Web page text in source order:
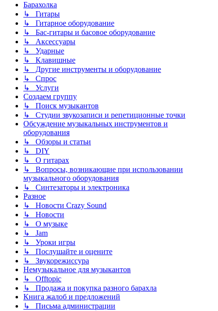
Барахолка
↳ Гитары
↳ Гитарное оборудование
↳ Бас-гитары и басовое оборудование
↳ Аксессуары
↳ Ударные
↳ Клавишные
↳ Другие инструменты и оборудование
↳ Спрос
↳ Услуги
Создаем группу
↳ Поиск музыкантов
↳ Студии звукозаписи и репетиционные точки
Обсуждение музыкальных инструментов и
оборудования
↳ Обзоры и статьи
↳ DIY
↳ О гитарах
↳ Вопросы, возникающие при использовании
музыкального оборудования
↳ Синтезаторы и электроника
Разное
↳ Новости Crazy Sound
↳ Новости
↳ О музыке
↳ Jam
↳ Уроки игры
↳ Послушайте и оцените
↳ Звукорежиссура
Немузыкальное для музыкантов
↳ Offtopic
↳ Продажа и покупка разного барахла
Книга жалоб и предложений
↳ Письма администрации